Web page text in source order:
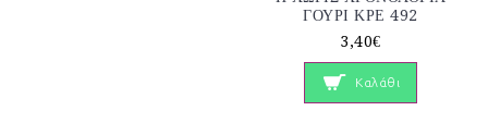
ΓΟΥΡΙ ΚΡΕ 492
3,40€
Καλάθι